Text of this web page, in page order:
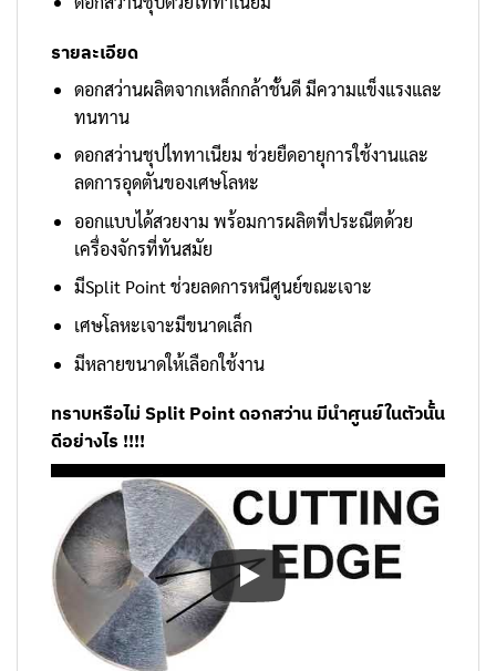
รายละเอียด
ดอกสว่านผลิตจากเหล็กกล้าชั้นดี มีความแข็งแรงและ
ทนทาน
ดอกสว่านชุปไททาเนียม ช่วยยืดอายุการใช้งานและ
ลดการอุดตันของเศษโลหะ
ออกแบบได้สวยงาม พร้อมการผลิตที่ประณีตด้วย
เครื่องจักรที่ทันสมัย
มีSplit Point ช่วยลดการหนีศูนย์ขณะเจาะ
เศษโลหะเจาะมีขนาดเล็ก
มีหลายขนาดให้เลือกใช้งาน
ทราบหรือไม่ Split Point ดอกสว่าน มีนำศูนย์ในตัวนั้น
ดีอย่างไร !!!!